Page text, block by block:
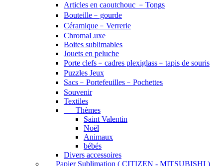
Articles en caoutchouc ﹣Tongs
Bouteille﹣gourde
Céramique﹣Verrerie
ChromaLuxe
Boites sublimables
Jouets en peluche
Porte clefs﹣cadres plexiglass﹣tapis de souris
Puzzles Jeux
Sacs﹣Portefeuilles﹣Pochettes
Souvenir
Textiles
Thèmes
Saint Valentin
Noël
Animaux
bébés
Divers accessoires
Papier Sublimation ( CITIZEN - MITSUBISHI )